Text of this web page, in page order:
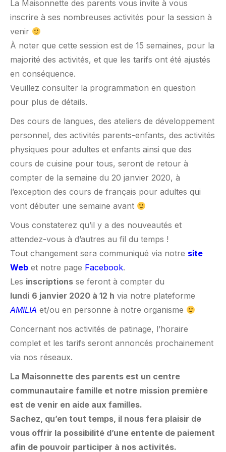
La Maisonnette des parents vous invite à vous
inscrire à ses nombreuses activités pour la session à
venir
À noter que cette session est de 15 semaines, pour la
majorité des activités, et que les tarifs ont été ajustés
en conséquence.
Veuillez consulter la programmation en question
pour plus de détails.
Des cours de langues, des ateliers de développement
personnel, des activités parents-enfants, des activités
physiques pour adultes et enfants ainsi que des
cours de cuisine pour tous, seront de retour à
compter de la semaine du 20 janvier 2020, à
l’exception des cours de français pour adultes qui
vont débuter une semaine avant
Vous constaterez qu’il y a des nouveautés et
attendez-vous à d’autres au fil du temps !
Tout changement sera communiqué via notre site
Web et notre page Facebook.
Les inscriptions se feront à compter du
lundi 6 janvier 2020 à 12 h via notre plateforme
AMILIA et/ou en personne à notre organisme
Concernant nos activités de patinage, l’horaire
complet et les tarifs seront annoncés prochainement
via nos réseaux.
La Maisonnette des parents est un centre
communautaire famille et notre mission première
est de venir en aide aux familles.
Sachez, qu’en tout temps, il nous fera plaisir de
vous offrir la possibilité d’une entente de paiement
afin de pouvoir participer à nos activités.